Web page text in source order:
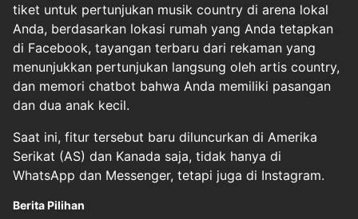
tiket untuk pertunjukan musik country di arena lokal
Anda, berdasarkan lokasi rumah yang Anda tetapkan
di Facebook, tayangan terbaru dari rekaman yang
menunjukkan pertunjukan langsung oleh artis country,
dan memori chatbot bahwa Anda memiliki pasangan
dan dua anak kecil.
Saat ini, fitur tersebut baru diluncurkan di Amerika
Serikat (AS) dan Kanada saja, tidak hanya di
WhatsApp dan Messenger, tetapi juga di Instagram.
Berita Pilihan